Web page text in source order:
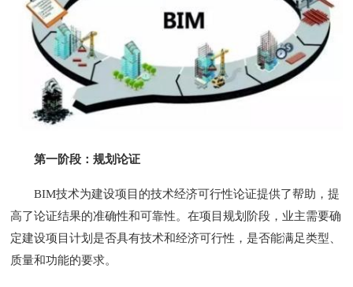
第一阶段：规划论证
BIM技术为建设项目的技术经济可行性论证提供了帮助，提
高了论证结果的准确性和可靠性。在项目规划阶段，业主需要确
定建设项目计划是否具有技术和经济可行性，是否能满足类型、
质量和功能的要求。